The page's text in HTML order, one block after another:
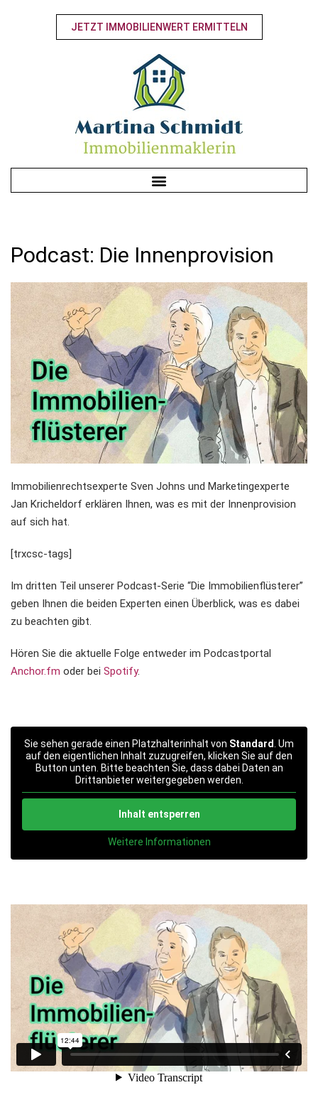
JETZT IMMOBILIENWERT ERMITTELN
Podcast: Die Innenprovision
Immobilienrechtsexperte Sven Johns und Marketingexperte
Jan Kricheldorf erklären Ihnen, was es mit der Innenprovision
auf sich hat.
[trxcsc-tags]
Im dritten Teil unserer Podcast-Serie “Die Immobilienflüsterer”
geben Ihnen die beiden Experten einen Überblick, was es dabei
zu beachten gibt.
Hören Sie die aktuelle Folge entweder im Podcastportal
Anchor.fm oder bei Spotify.
Sie sehen gerade einen Platzhalterinhalt von Standard . Um
auf den eigentlichen Inhalt zuzugreifen, klicken Sie auf den
Button unten. Bitte beachten Sie, dass dabei Daten an
Drittanbieter weitergegeben werden.
Inhalt entsperren
Weitere Informationen